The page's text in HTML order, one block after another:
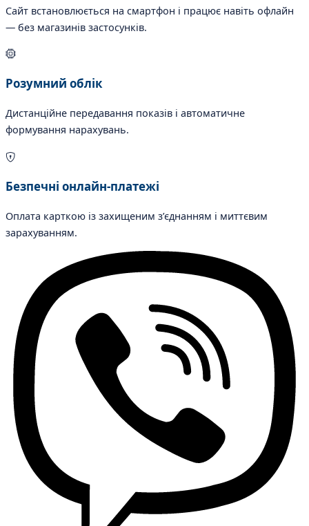
Сайт встановлюється на смартфон і працює навіть офлайн
— без магазинів застосунків.
Розумний облік
Дистанційне передавання показів і автоматичне
формування нарахувань.
Безпечні онлайн-платежі
Оплата карткою із захищеним з’єднанням і миттєвим
зарахуванням.